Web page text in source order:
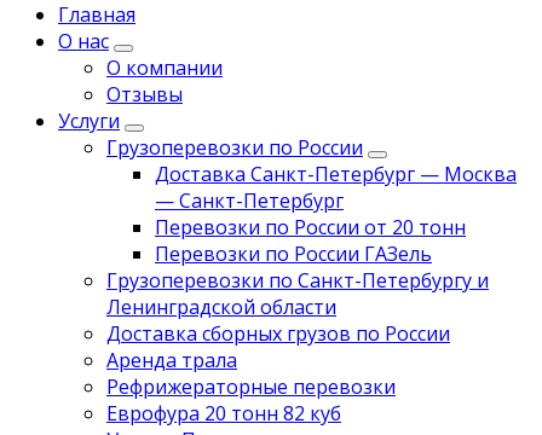
Главная
О нас
О компании
Отзывы
Услуги
Грузоперевозки по России
Доставка Санкт-Петербург — Москва
— Санкт-Петербург
Перевозки по России от 20 тонн
Перевозки по России ГАЗель
Грузоперевозки по Санкт-Петербургу и
Ленинградской области
Доставка сборных грузов по России
Аренда трала
Рефрижераторные перевозки
Еврофура 20 тонн 82 куб